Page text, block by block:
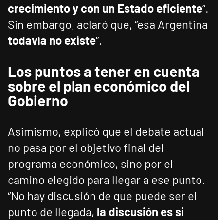
crecimiento y con un Estado eficiente”.
Sin embargo, aclaró que, “esa Argentina
todavía no existe”.
Los puntos a tener en cuenta
sobre el plan económico del
Gobierno
Asimismo, explicó que el debate actual
no pasa por el objetivo final del
programa económico, sino por el
camino elegido para llegar a ese punto.
“No hay discusión de que puede ser el
punto de llegada, la discusión es si